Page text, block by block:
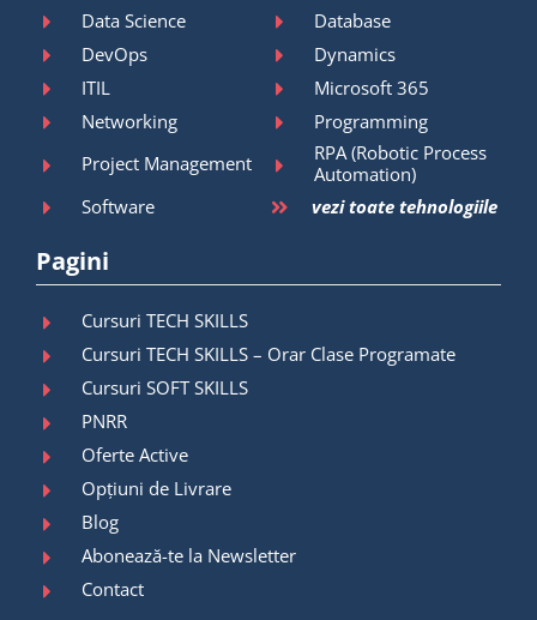
Data Science
Database
DevOps
Dynamics
ITIL
Microsoft 365
Networking
Programming
Project Management
RPA (Robotic Process
Automation)
Software
vezi toate tehnologiile
Pagini
Cursuri TECH SKILLS
Cursuri TECH SKILLS – Orar Clase Programate
Cursuri SOFT SKILLS
PNRR
Oferte Active
Opțiuni de Livrare
Blog
Abonează-te la Newsletter
Contact